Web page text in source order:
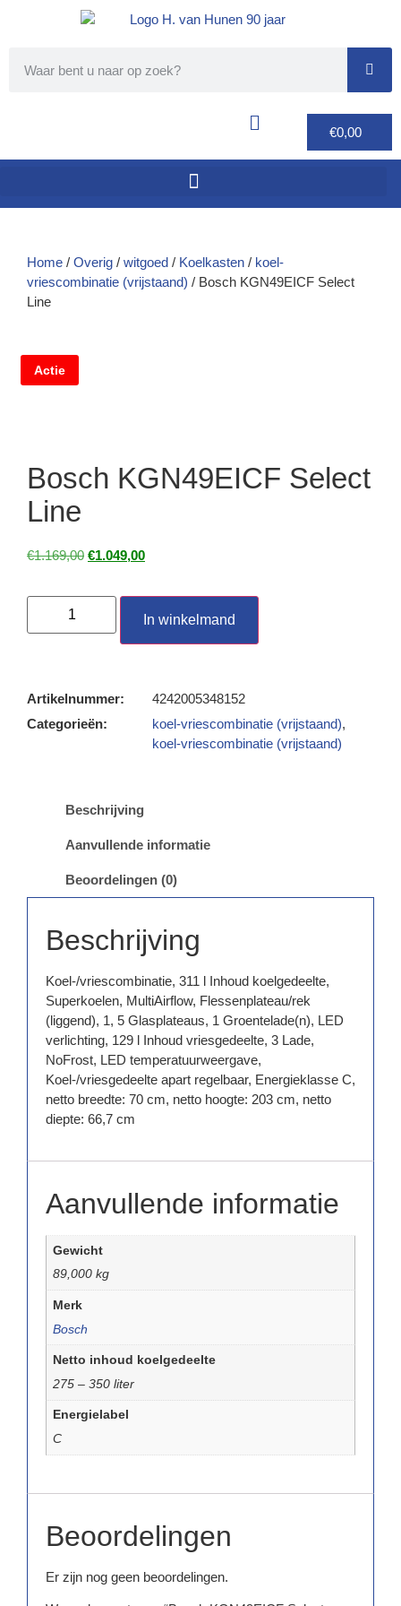
€0,00
Home / Overig / witgoed / Koelkasten / koel-
vriescombinatie (vrijstaand) / Bosch KGN49EICF Select
Line
Actie
Bosch KGN49EICF Select
Line
€1.169,00 €1.049,00
In winkelmand
Artikelnummer:
4242005348152
Categorieën:
koel-vriescombinatie (vrijstaand),
koel-vriescombinatie (vrijstaand)
Beschrijving
Aanvullende informatie
Beoordelingen (0)
Beschrijving
Koel-/vriescombinatie, 311 l Inhoud koelgedeelte,
Superkoelen, MultiAirflow, Flessenplateau/rek
(liggend), 1, 5 Glasplateaus, 1 Groentelade(n), LED
verlichting, 129 l Inhoud vriesgedeelte, 3 Lade,
NoFrost, LED temperatuurweergave,
Koel-/vriesgedeelte apart regelbaar, Energieklasse C,
netto breedte: 70 cm, netto hoogte: 203 cm, netto
diepte: 66,7 cm
Aanvullende informatie
Gewicht
89,000 kg
Merk
Bosch
Netto inhoud koelgedeelte
275 – 350 liter
Energielabel
C
Beoordelingen
Er zijn nog geen beoordelingen.